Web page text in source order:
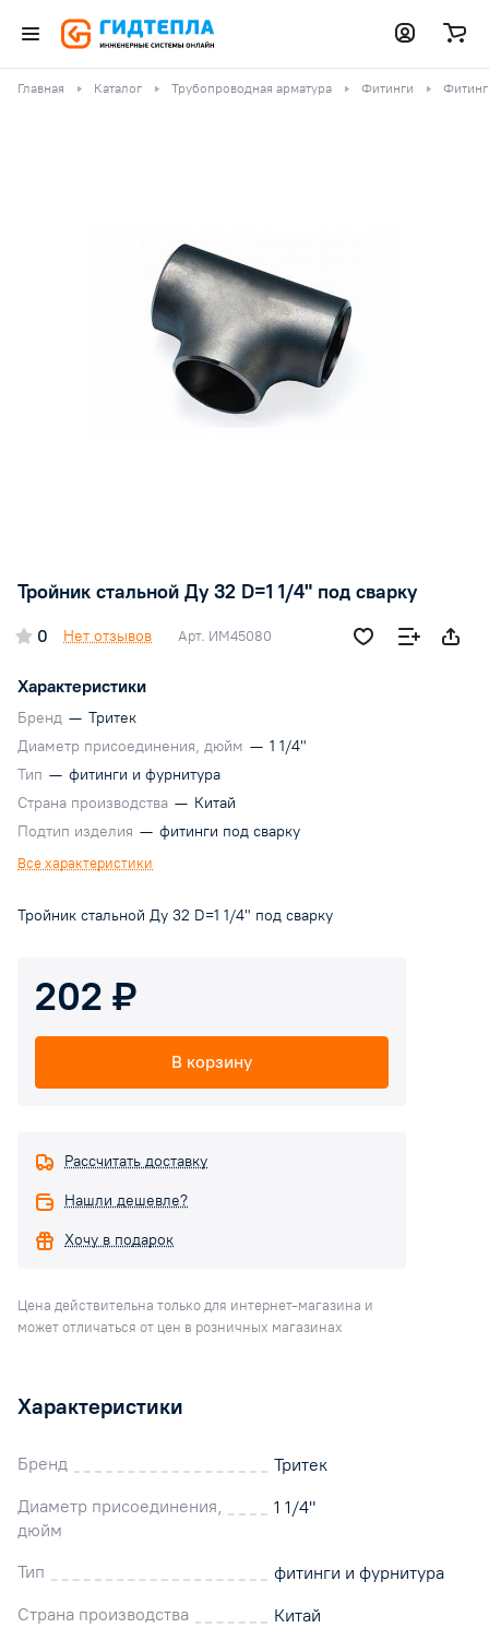
Главная Каталог Трубопроводная арматура Фитинги
Тройник стальной Ду 32 D=1 1/4" под сварку
0 Нет отзывов Арт. ИМ45080
Характеристики
Бренд — Тритек
Диаметр присоединения, дюйм — 1 1/4"
Тип — фитинги и фурнитура
Страна производства — Китай
Подтип изделия — фитинги под сварку
Все характеристики
Тройник стальной Ду 32 D=1 1/4" под сварку
202 ₽
В корзину
Рассчитать доставку
Нашли дешевле?
Хочу в подарок
Цена действительна только для интернет-магазина и
может отличаться от цен в розничных магазинах
Характеристики
Бренд
Тритек
Диаметр присоединения,
дюйм
1 1/4"
Тип
фитинги и фурнитура
Страна производства
Китай